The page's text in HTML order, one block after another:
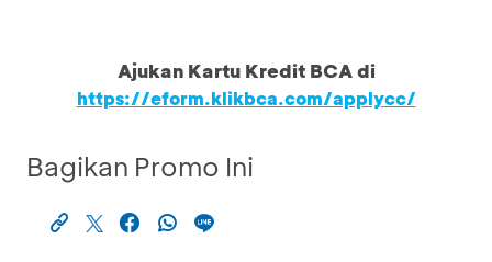
Ajukan Kartu Kredit BCA di
https://eform.klikbca.com/applycc/
Bagikan Promo Ini